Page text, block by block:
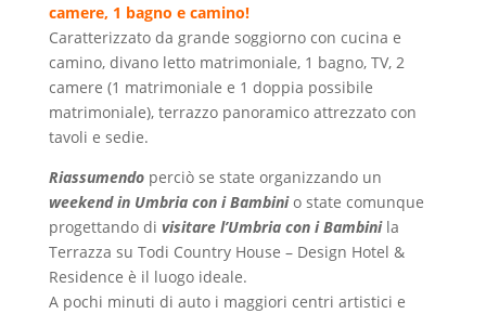
camere, 1 bagno e camino!
Caratterizzato da grande soggiorno con cucina e
camino, divano letto matrimoniale, 1 bagno, TV, 2
camere (1 matrimoniale e 1 doppia possibile
matrimoniale), terrazzo panoramico attrezzato con
tavoli e sedie.
Riassumendo perciò se state organizzando un
weekend in Umbria con i Bambini o state comunque
progettando di visitare l’Umbria con i Bambinila
Terrazza su Todi Country House – Design Hotel &
Residence è il luogo ideale.
A pochi minuti di auto i maggiori centri artistici e